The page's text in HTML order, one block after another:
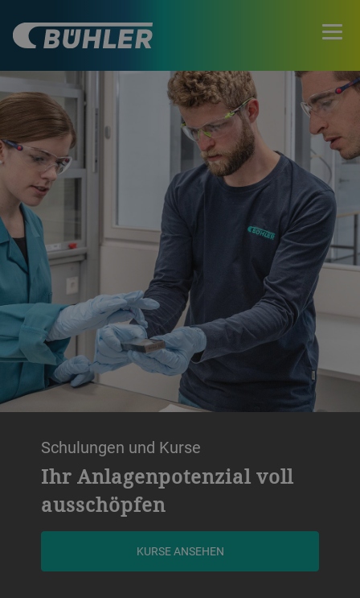
Schulungen und Kurse
Ihr Anlagenpotenzial voll
ausschöpfen
KURSE ANSEHEN